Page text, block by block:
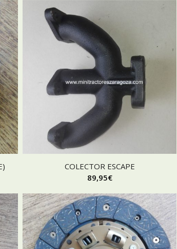
COLECTOR ESCAPE
89,95€